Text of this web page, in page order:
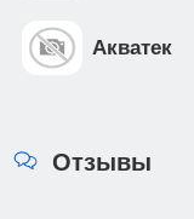
Акватек
Отзывы